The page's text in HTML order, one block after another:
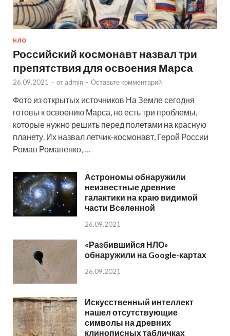
НЛО
Российский космонавт назвал три
препятствия для освоения Марса
26.09.2021 - от admin - Оставьте комментарий
Фото из открытых источников На Земле сегодня
готовы к освоению Марса, но есть три проблемы,
которые нужно решить перед полетами на красную
планету. Их назвал летчик-космонавт, Герой России
Роман Романенко, …
Астрономы обнаружили
неизвестные древние
галактики на краю видимой
части Вселенной
26.09.2021
«Разбившийся НЛО»
обнаружили на Google-картах
26.09.2021
Искусственный интеллект
нашел отсутствующие
символы на древних
клинописных табличках